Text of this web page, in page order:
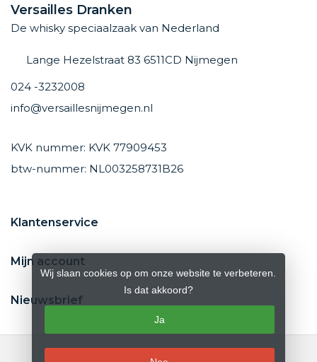
Versailles Dranken
De whisky speciaalzaak van Nederland
Lange Hezelstraat 83 6511CD Nijmegen
024 -3232008
info@versaillesnijmegen.nl
KVK nummer: KVK 77909453
btw-nummer: NL003258731B26
Klantenservice
Mijn account
Nieuwsbrief
Wij slaan cookies op om onze website te verbeteren.
Is dat akkoord?
Ja